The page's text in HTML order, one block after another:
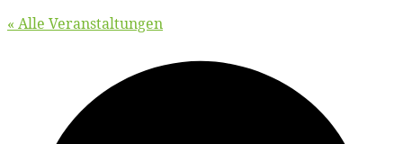
« Alle Veranstaltungen